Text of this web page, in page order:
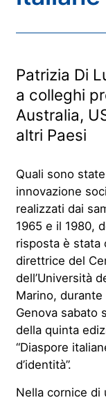
Patrizia Di
a colleghi
Australia,
altri Paesi
Quali sono
innovazione
realizzati dai
1965 e il 1980,
risposta è stata
direttrice del
dell’Università
Marino,
Genova sabato
della quinta
“Diaspore
d’identità”.
Nella cornice di